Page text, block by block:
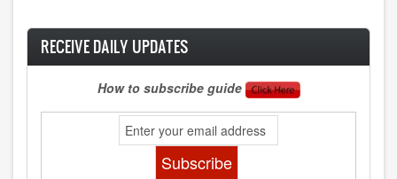
RECEIVE DAILY UPDATES
How to subscribe guide